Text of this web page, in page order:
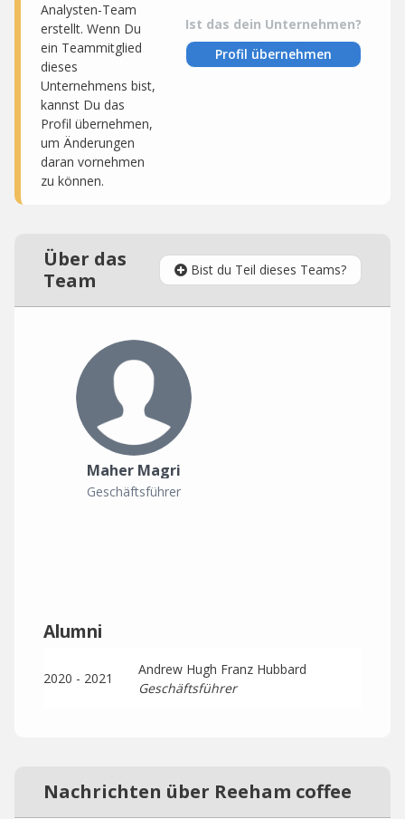
Analysten-Team
erstellt. Wenn Du
ein Teammitglied
dieses
Unternehmens bist,
kannst Du das
Profil übernehmen,
um Änderungen
daran vornehmen
zu können.
Ist das dein Unternehmen?
Profil übernehmen
Über das
Team
Bist du Teil dieses Teams?
Maher Magri
Geschäftsführer
Alumni
2020 - 2021
Andrew Hugh Franz Hubbard
Geschäftsführer
Nachrichten über Reeham coffee